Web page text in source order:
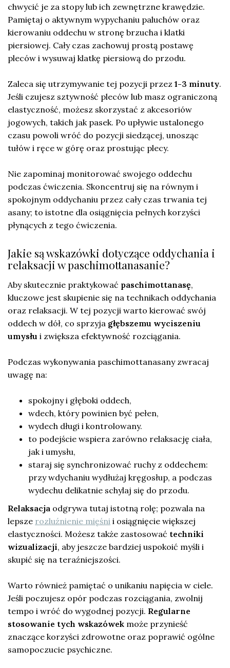
chwycić je za stopy lub ich zewnętrzne krawędzie.
Pamiętaj o aktywnym wypychaniu paluchów oraz
kierowaniu oddechu w stronę brzucha i klatki
piersiowej. Cały czas zachowuj prostą postawę
pleców i wysuwaj klatkę piersiową do przodu.
Zaleca się utrzymywanie tej pozycji przez1-3 minuty.
Jeśli czujesz sztywność pleców lub masz ograniczoną
elastyczność, możesz skorzystać z akcesoriów
jogowych, takich jak pasek. Po upływie ustalonego
czasu powoli wróć do pozycji siedzącej, unosząc
tułów i ręce w górę oraz prostując plecy.
Nie zapominaj monitorować swojego oddechu
podczas ćwiczenia. Skoncentruj się na równym i
spokojnym oddychaniu przez cały czas trwania tej
asany; to istotne dla osiągnięcia pełnych korzyści
płynących z tego ćwiczenia.
Jakie są wskazówki dotyczące oddychania i
relaksacji w paschimottanasanie?
Aby skutecznie praktykować paschimottanasę,
kluczowe jest skupienie się na technikach oddychania
oraz relaksacji. W tej pozycji warto kierować swój
oddech w dół, co sprzyja głębszemu wyciszeniu
umysłu i zwiększa efektywność rozciągania.
Podczas wykonywania paschimottanasany zwracaj
uwagę na:
spokojny i głęboki oddech,
wdech, który powinien być pełen,
wydech długi i kontrolowany.
to podejście wspiera zarówno relaksację ciała,
jak i umysłu,
staraj się synchronizować ruchy z oddechem:
przy wdychaniu wydłużaj kręgosłup, a podczas
wydechu delikatnie schylaj się do przodu.
Relaksacja odgrywa tutaj istotną rolę; pozwala na
lepsze rozluźnienie mięśni i osiągnięcie większej
elastyczności. Możesz także zastosować techniki
wizualizacji, aby jeszcze bardziej uspokoić myśli i
skupić się na teraźniejszości.
Warto również pamiętać o unikaniu napięcia w ciele.
Jeśli poczujesz opór podczas rozciągania, zwolnij
tempo i wróć do wygodnej pozycji. Regularne
stosowanie tych wskazówek może przynieść
znaczące korzyści zdrowotne oraz poprawić ogólne
samopoczucie psychiczne.